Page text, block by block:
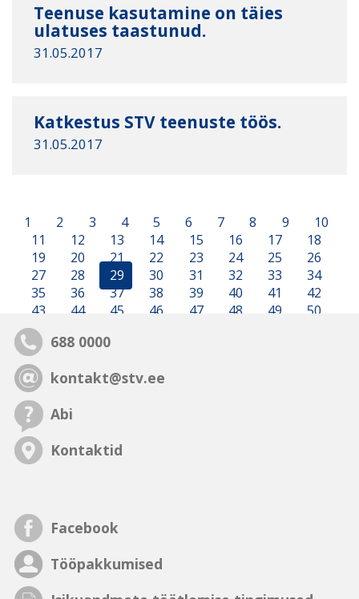
Teenuse kasutamine on täies
ulatuses taastunud.
31.05.2017
Katkestus STV teenuste töös.
31.05.2017
1 2 3 4 5 6 7 8 9
10
11
12 13 14 15 16 17
18
19
20 21 22 23 24 25
26
27
28 29 30 31 32 33
34
35
36 37 38 39 40 41
42
43
44 45 46 47 48 49 50
688 0000
kontakt@stv.ee
Abi
Kontaktid
Facebook
Tööpakkumised